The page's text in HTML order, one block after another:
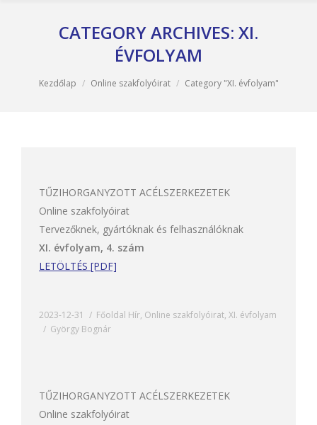
CATEGORY ARCHIVES: XI.
ÉVFOLYAM
You are here:
Kezdőlap Online szakfolyóirat Category "XI. évfolyam"
TŰZIHORGANYZOTT ACÉLSZERKEZETEK
Online szakfolyóirat
Tervezőknek, gyártóknak és felhasználóknak
XI. évfolyam, 4. szám
LETÖLTÉS [PDF]
2023-12-31 Főoldal Hír, Online szakfolyóirat, XI. évfolyam
György Bognár
TŰZIHORGANYZOTT ACÉLSZERKEZETEK
Online szakfolyóirat